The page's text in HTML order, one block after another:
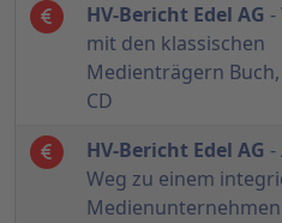
HV-Bericht Edel AG -
mit den klassischen
Medienträgern
CD
HV-Bericht Edel AG -
Weg zu einem
Medienunternehmen